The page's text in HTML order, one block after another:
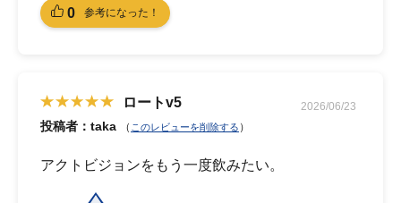
0 参考になった！
ロートv5 2026/06/23
投稿者：taka （ このレビューを削除する ）
アクトビジョンをもう一度飲みたい。